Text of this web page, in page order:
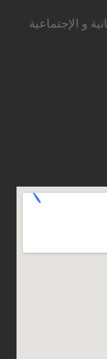
و الإجتماعية